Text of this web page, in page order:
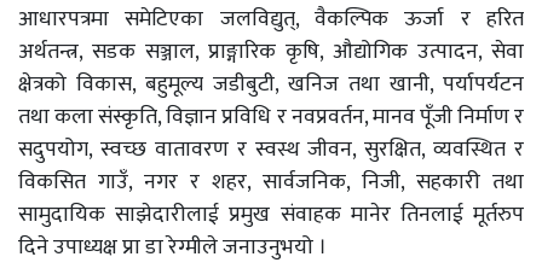
आधारपत्रमा समेटिएका जलविद्युत्, वैकल्पिक ऊर्जा र हरित
अर्थतन्त्र, सडक सञ्जाल, प्राङ्गारिक कृषि, औद्योगिक उत्पादन, सेवा
क्षेत्रको विकास, बहुमूल्य जडीबुटी, खनिज तथा खानी, पर्यापर्यटन
तथा कला संस्कृति, विज्ञान प्रविधि र नवप्रवर्तन, मानव पूँजी निर्माण र
सदुपयोग, स्वच्छ वातावरण र स्वस्थ जीवन, सुरक्षित, व्यवस्थित र
विकसित गाउँ, नगर र शहर, सार्वजनिक, निजी, सहकारी तथा
सामुदायिक साझेदारीलाई प्रमुख संवाहक मानेर तिनलाई मूर्तरुप
दिने उपाध्यक्ष प्रा डा रेग्मीले जनाउनुभयो ।